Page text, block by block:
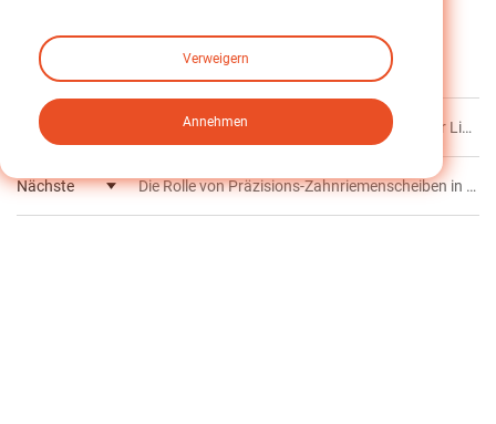
Etikett :
Zurück Präzision freisetzen: Die Vorteile zylindrischer Linearführungen in industriellen Anwendungen
Nächste Die Rolle von Präzisions-Zahnriemenscheiben in der Automatisierung von leichten Förderanlagen
Verweigern
Annehmen